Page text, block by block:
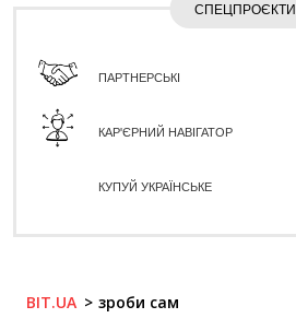
СПЕЦПРОЄКТИ
ПАРТНЕРСЬКІ
КАР'ЄРНИЙ НАВІГАТОР
КУПУЙ УКРАЇНСЬКЕ
BIT.UA зроби сам